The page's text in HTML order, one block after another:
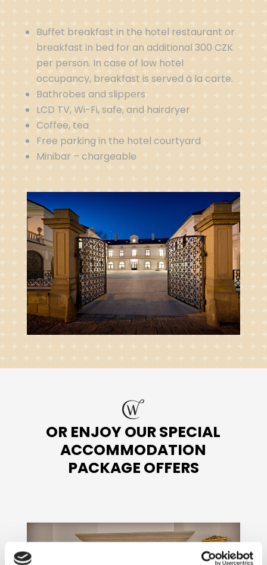
Buffet breakfast in the hotel restaurant or
breakfast in bed for an additional 300 CZK
per person. In case of low hotel
occupancy, breakfast is served à la carte.
Bathrobes and slippers
LCD TV, Wi-Fi, safe, and hairdryer
Coffee, tea
Free parking in the hotel courtyard
Minibar – chargeable
OR ENJOY OUR SPECIAL
ACCOMMODATION
PACKAGE OFFERS